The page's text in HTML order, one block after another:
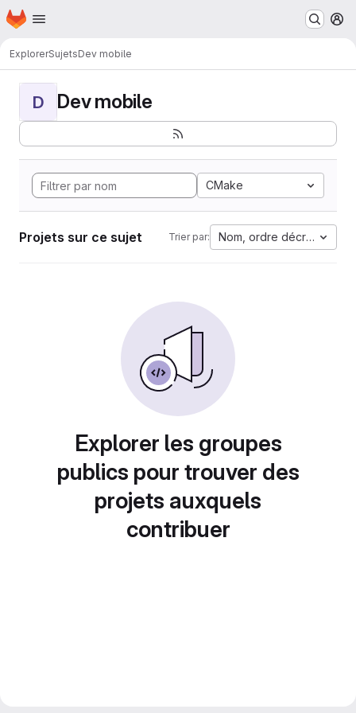
Passer au contenu principal
Page d'accueil
ExplorerSujetsDev mobile
D Dev mobile
CMake
Projets sur ce sujet Trier par: Nom, ordre décroissant
Explorer les groupes
publics pour trouver des
projets auxquels
contribuer